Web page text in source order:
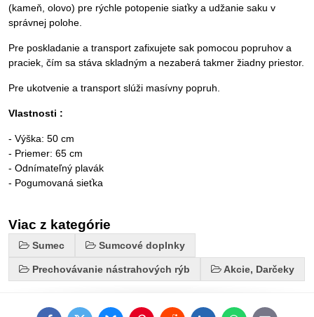
(kameň, olovo) pre rýchle potopenie siaťky a udžanie saku v
správnej polohe.
Pre poskladanie a transport zafixujete sak pomocou popruhov a
praciek, čím sa stáva skladným a nezaberá takmer žiadny priestor.
Pre ukotvenie a transport slúži masívny popruh.
Vlastnosti :
- Výška: 50 cm
- Priemer: 65 cm
- Odnímateľný plavák
- Pogumovaná sieťka
Viac z kategórie
Sumec Sumcové doplnky
Prechovávanie nástrahových rýb Akcie, Darčeky